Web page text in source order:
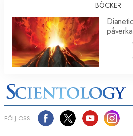
BÖCKER
FÖLJ OSS